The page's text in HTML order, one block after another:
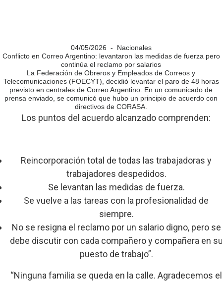
04/05/2026 - Nacionales
Conflicto en Correo Argentino: levantaron las medidas de fuerza pero
continúa el reclamo por salarios
La Federación de Obreros y Empleados de Correos y
Telecomunicaciones (FOECYT), decidió levantar el paro de 48 horas
previsto en centrales de Correo Argentino. En un comunicado de
prensa enviado, se comunicó que hubo un principio de acuerdo con
directivos de CORASA.
Los puntos del acuerdo alcanzado comprenden:
Reincorporación total de todas las trabajadoras y
trabajadores despedidos.
Se levantan las medidas de fuerza.
Se vuelve a las tareas con la profesionalidad de
siempre.
No se resigna el reclamo por un salario digno, pero se
debe discutir con cada compañero y compañera en
puesto de trabajo”.
“Ninguna familia se queda en la calle. Agradecemos el